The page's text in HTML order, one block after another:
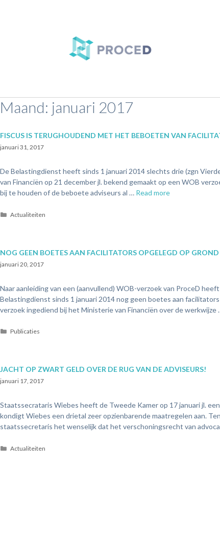
Maand: januari 2017
FISCUS IS TERUGHOUDEND MET HET BEBOETEN VAN
januari 31, 2017
De Belastingdienst heeft sinds 1 januari 2014 slechts drie (zgn
van Financiën op 21 december jl. bekend gemaakt op een WOB
bij te houden of de beboete adviseurs al … Read more
Actualiteiten
NOG GEEN BOETES AAN FACILITATORS OPGELEGD OP
januari 20, 2017
Naar aanleiding van een (aanvullend) WOB-verzoek van ProceD
Belastingdienst sinds 1 januari 2014 nog geen boetes aan
verzoek ingediend bij het Ministerie van Financiën over de werkwijze
Publicaties
JACHT OP ZWART GELD OVER DE RUG VAN DE ADVISEURS!
januari 17, 2017
Staatssecrataris Wiebes heeft de Tweede Kamer op 17 januari jl.
kondigt Wiebes een drietal zeer opzienbarende maatregelen aan.
staatssecretaris het wenselijk dat het verschoningsrecht van
Actualiteiten